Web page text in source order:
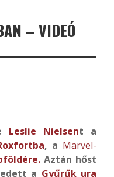
– VIDEÓ
Leslie Nielsent a
, a Marvel-
Aztán hőst
a Gyűrűk ura